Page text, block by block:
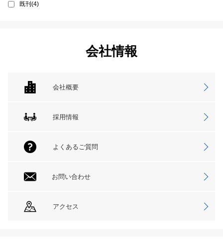
既刊(4)
会社情報
会社概要
採用情報
よくあるご質問
お問い合わせ
アクセス